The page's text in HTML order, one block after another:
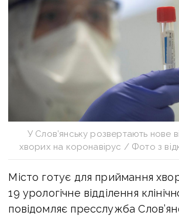
У Слов’янську розвертають нове
хворих на коронавірус / Фото з
Місто готує для приймання
19 урологічне відділення
повідомляє пресслужба